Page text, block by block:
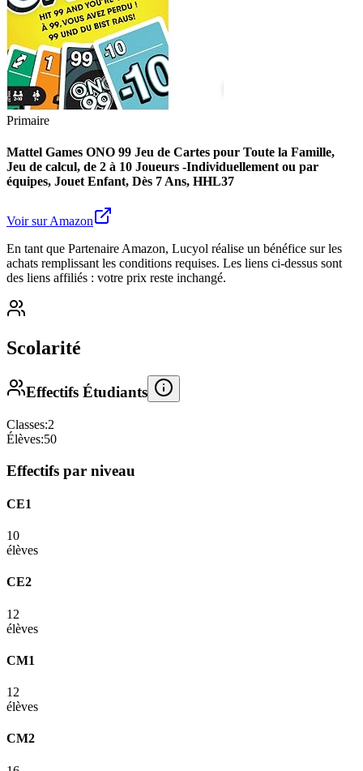
Primaire
Mattel Games ONO 99 Jeu de Cartes pour Toute la Famille,
Jeu de calcul, de 2 à 10 Joueurs -Individuellement ou par
équipes, Jouet Enfant, Dès 7 Ans, HHL37
Voir sur Amazon
En tant que Partenaire Amazon, Lucyol réalise un bénéfice sur les
achats remplissant les conditions requises. Les liens ci-dessus sont
des liens affiliés : votre prix reste inchangé.
Scolarité
Effectifs Étudiants
Classes:2
Élèves:50
Effectifs par niveau
CE1
10
élèves
CE2
12
élèves
CM1
12
élèves
CM2